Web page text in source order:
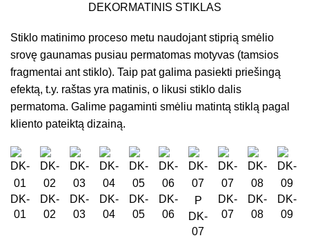
DEKORMATINIS STIKLAS
Stiklo matinimo proceso metu naudojant stiprią smėlio
srovę gaunamas pusiau permatomas motyvas (tamsios
fragmentai ant stiklo). Taip pat galima pasiekti priešingą
efektą, t.y. raštas yra matinis, o likusi stiklo dalis
permatoma. Galime pagaminti smėliu matintą stiklą pagal
kliento pateiktą dizainą.
DK-
01
DK-
02
DK-
03
DK-
04
DK-
05
DK-
06
DK-
07
DK-
07
DK-
08
DK-
09